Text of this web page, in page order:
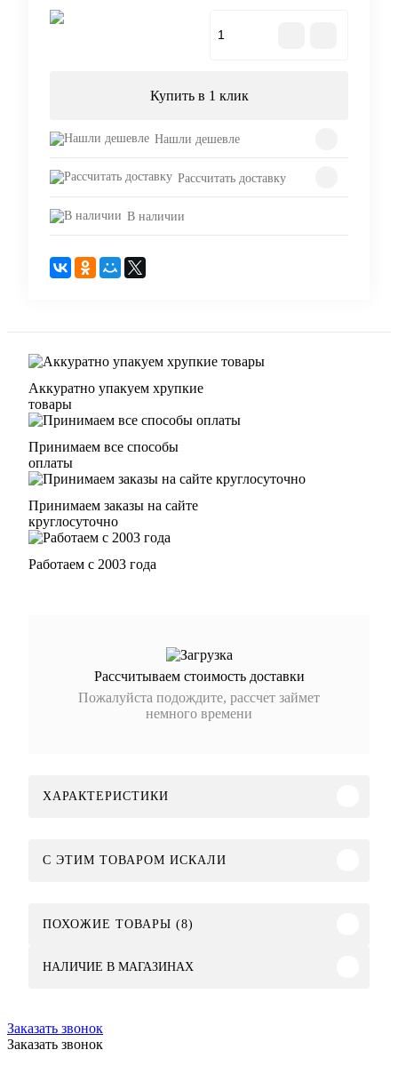
Купить в 1 клик
Нашли дешевле
Рассчитать доставку
В наличии
Аккуратно упакуем хрупкие
товары
Принимаем все способы
оплаты
Принимаем заказы на сайте
круглосуточно
Работаем с 2003 года
Рассчитываем стоимость доставки
Пожалуйста подождите, рассчет займет
немного времени
ХАРАКТЕРИСТИКИ
C ЭТИМ ТОВАРОМ ИСКАЛИ
ПОХОЖИЕ ТОВАРЫ (8)
НАЛИЧИЕ В МАГАЗИНАХ
Заказать звонок
Заказать звонок